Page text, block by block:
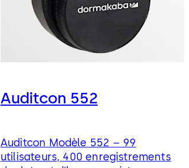
Auditcon 552
Auditcon Modèle 552 – 99
utilisateurs, 400 enregistrements